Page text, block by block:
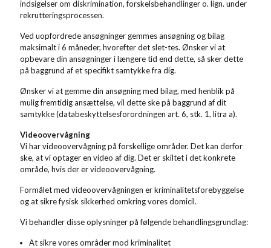
indsigelser om diskrimination, forskelsbehandlinger o. lign. under
rekrutteringsprocessen.
Ved uopfordrede ansøgninger gemmes ansøgning og bilag
maksimalt i 6 måneder, hvorefter det slet-tes. Ønsker vi at
opbevare din ansøgninger i længere tid end dette, så sker dette
på baggrund af et specifikt samtykke fra dig.
Ønsker vi at gemme din ansøgning med bilag, med henblik på
mulig fremtidig ansættelse, vil dette ske på baggrund af dit
samtykke (databeskyttelsesforordningen art. 6, stk. 1, litra a).
Videoovervågning
Vi har videoovervågning på forskellige områder. Det kan derfor
ske, at vi optager en video af dig. Det er skiltet i det konkrete
område, hvis der er videoovervågning.
Formålet med videoovervågningen er kriminalitetsforebyggelse
og at sikre fysisk sikkerhed omkring vores domicil.
Vi behandler disse oplysninger på følgende behandlingsgrundlag:
At sikre vores områder mod kriminalitet